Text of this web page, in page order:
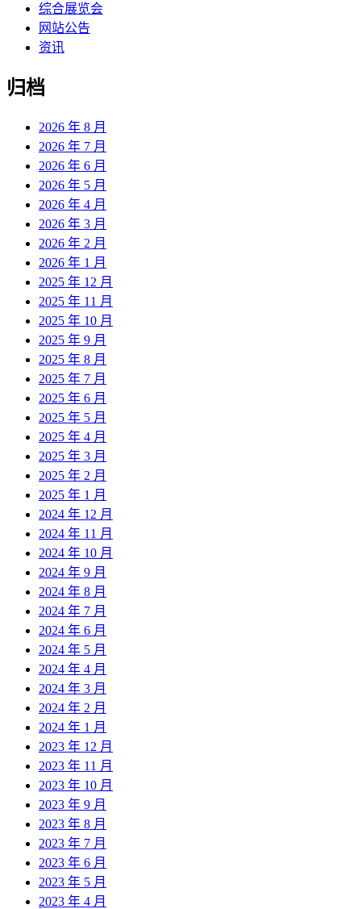
综合展览会
网站公告
资讯
归档
2026 年 8 月
2026 年 7 月
2026 年 6 月
2026 年 5 月
2026 年 4 月
2026 年 3 月
2026 年 2 月
2026 年 1 月
2025 年 12 月
2025 年 11 月
2025 年 10 月
2025 年 9 月
2025 年 8 月
2025 年 7 月
2025 年 6 月
2025 年 5 月
2025 年 4 月
2025 年 3 月
2025 年 2 月
2025 年 1 月
2024 年 12 月
2024 年 11 月
2024 年 10 月
2024 年 9 月
2024 年 8 月
2024 年 7 月
2024 年 6 月
2024 年 5 月
2024 年 4 月
2024 年 3 月
2024 年 2 月
2024 年 1 月
2023 年 12 月
2023 年 11 月
2023 年 10 月
2023 年 9 月
2023 年 8 月
2023 年 7 月
2023 年 6 月
2023 年 5 月
2023 年 4 月